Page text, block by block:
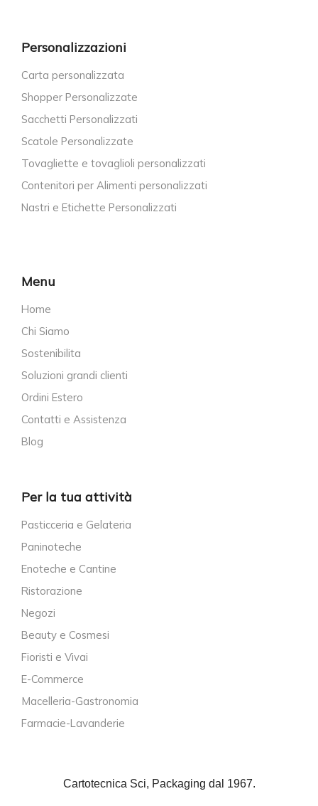
Personalizzazioni
Carta personalizzata
Shopper Personalizzate
Sacchetti Personalizzati
Scatole Personalizzate
Tovagliette e tovaglioli personalizzati
Contenitori per Alimenti personalizzati
Nastri e Etichette Personalizzati
Menu
Home
Chi Siamo
Sostenibilita
Soluzioni grandi clienti
Ordini Estero
Contatti e Assistenza
Blog
Per la tua attività
Pasticceria e Gelateria
Paninoteche
Enoteche e Cantine
Ristorazione
Negozi
Beauty e Cosmesi
Fioristi e Vivai
E-Commerce
Macelleria-Gastronomia
Farmacie-Lavanderie
Cartotecnica Sci, Packaging dal 1967.